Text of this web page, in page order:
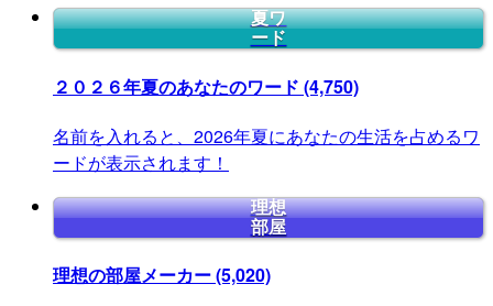
夏ワ
ード
２０２６年夏のあなたのワード (4,750)
名前を入れると、2026年夏にあなたの生活を占めるワ
ードが表示されます！
理想
部屋
理想の部屋メーカー(5,020)